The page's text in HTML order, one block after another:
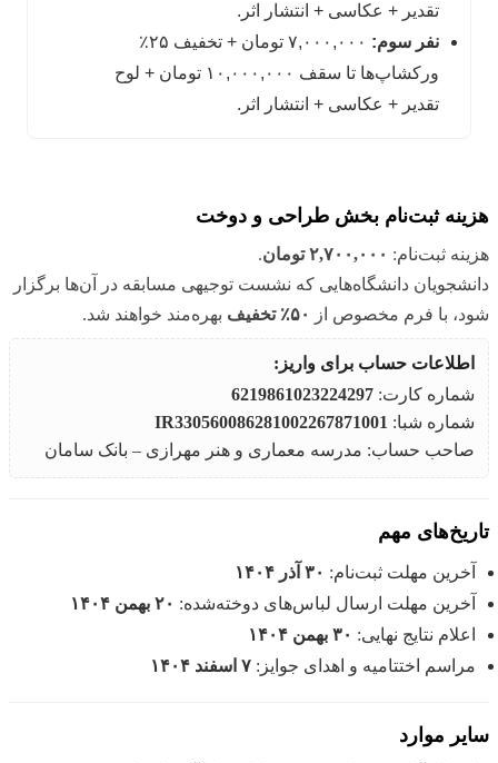
تقدیر + عکاسی + انتشار اثر.
نفر سوم:
۷,۰۰۰,۰۰۰ تومان + تخفیف ۲۵٪
ورکشاپ‌ها تا سقف ۱۰,۰۰۰,۰۰۰ تومان + لوح
تقدیر + عکاسی + انتشار اثر.
هزینه ثبت‌نام بخش طراحی و دوخت
هزینه ثبت‌نام: ۲,۷۰۰,۰۰۰ تومان
.
دانشجویان دانشگاه‌هایی که نشست توجیهی مسابقه در آن‌ها برگزار
شود، با فرم مخصوص از
۵۰٪ تخفیف بهره‌مند خواهند شد.
اطلاعات حساب برای واریز:
شماره کارت: 6219861023224297
شماره شبا: IR330560086281002267871001
صاحب حساب: مدرسه معماری و هنر مهرازی – بانک سامان
تاریخ‌های مهم
آخرین مهلت ثبت‌نام: ۳۰ آذر ۱۴۰۴
آخرین مهلت ارسال لباس‌های دوخته‌شده: ۲۰ بهمن ۱۴۰۴
اعلام نتایج نهایی: ۳۰ بهمن ۱۴۰۴
مراسم اختتامیه و اهدای جوایز: ۷ اسفند ۱۴۰۴
سایر موارد